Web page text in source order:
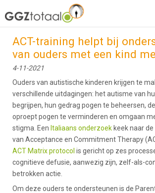
over GGZTotaal abonneren agenda
Home Nieuws Zoeken
ACT-training helpt bij
van ouders met een kind
4-11-2021
Ouders van autistische kinderen krijgen te
verschillende uitdagingen: het autisme van
begrijpen, hun gedrag pogen te beheersen,
oproept pogen te verminderen en omgaan
stigma. Een Italiaans onderzoek keek naar
van Acceptance en Commitment Therapy
ACT Matrix protocol is gericht op zes
cognitieve defusie, aanwezig zijn, zelf-als-
betrokken actie.
Om deze ouders te ondersteunen is de